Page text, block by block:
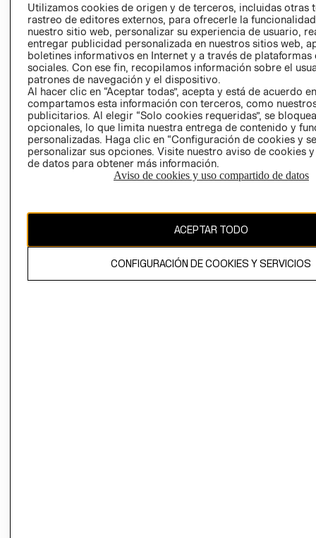
AVISO DE
PRIVACIDAD
GIFT CARD
AVISO DE
El contenido de esta página web está protegido por copyright y es
Utilizamos cookies de origen y de terceros, incluidas otras
rastreo de editores externos, para ofrecerle la
nuestro sitio web, personalizar su experiencia de usuario,
entregar publicidad personalizada en nuestros sitios web,
boletines informativos en Internet y a través de plataformas
sociales. Con ese fin, recopilamos información sobre el
patrones de navegación y el dispositivo.
Al hacer clic en “Aceptar todas”, acepta y está de acuerdo
compartamos esta información con terceros, como
publicitarios. Al elegir “Solo cookies requeridas”, se
opcionales, lo que limita nuestra entrega de contenido y
personalizadas. Haga clic en “Configuración de cookies y
personalizar sus opciones. Visite nuestro aviso de cookies
de datos para obtener más información.
Aviso de cookies y uso compartido de datos
ACEPTAR TODO
CONFIGURACIÓN DE COOKIES Y SERVICIOS